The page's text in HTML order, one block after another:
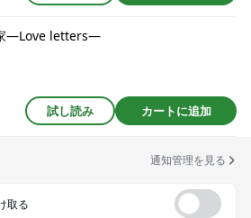
―Love letters―
試し読み カートに追加
通知管理を見る
取る